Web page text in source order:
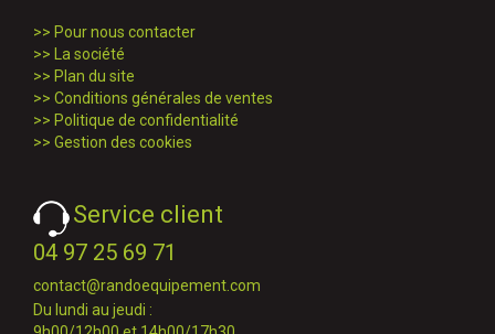
>> Pour nous contacter
>>
La société
>> Plan du site
>> Conditions générales de ventes
>> Politique de confidentialité
>> Gestion des cookies
Service client
04 97 25 69 71
contact@randoequipement.com
Du lundi au jeudi :